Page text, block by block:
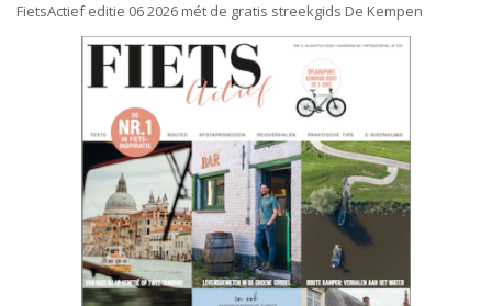
FietsActief editie 06 2026 mét de gratis streekgids De Kempen